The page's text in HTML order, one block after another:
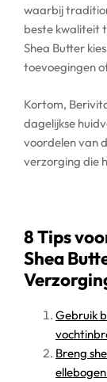
waarbij
beste kwaliteit
Shea Butter
toevoegingen
Kortom,
dagelijkse
voordelen van
verzorging die
8 Tips
Shea
Gebruik
Breng